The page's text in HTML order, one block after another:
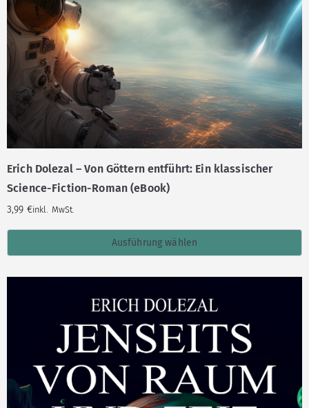
Erich Dolezal – Von Göttern entführt: Ein klassischer
Science-Fiction-Roman (eBook)
3,99 €inkl. MwSt.
Ausführung wählen